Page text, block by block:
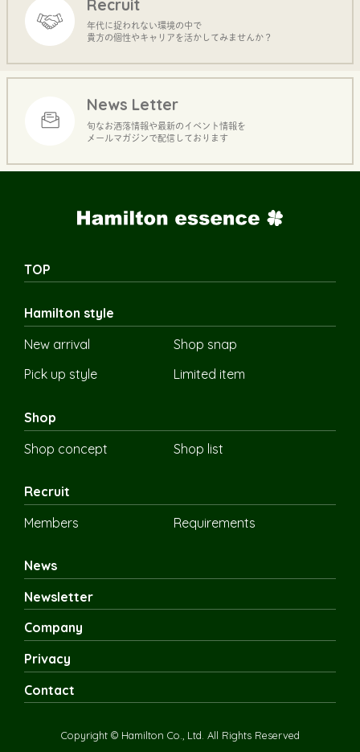
Recruit
年代に捉われない環境の中で
貴方の個性やキャリアを活かしてみませんか？
News Letter
旬なお洒落情報や最新のイベント情報を
メールマガジンで配信しております
TOP
Hamilton style
New arrival
Shop snap
Pick up style
Limited item
Shop
Shop concept
Shop list
Recruit
Members
Requirements
News
Newsletter
Company
Privacy
Contact
Copyright © Hamilton Co., Ltd. All Rights Reserved